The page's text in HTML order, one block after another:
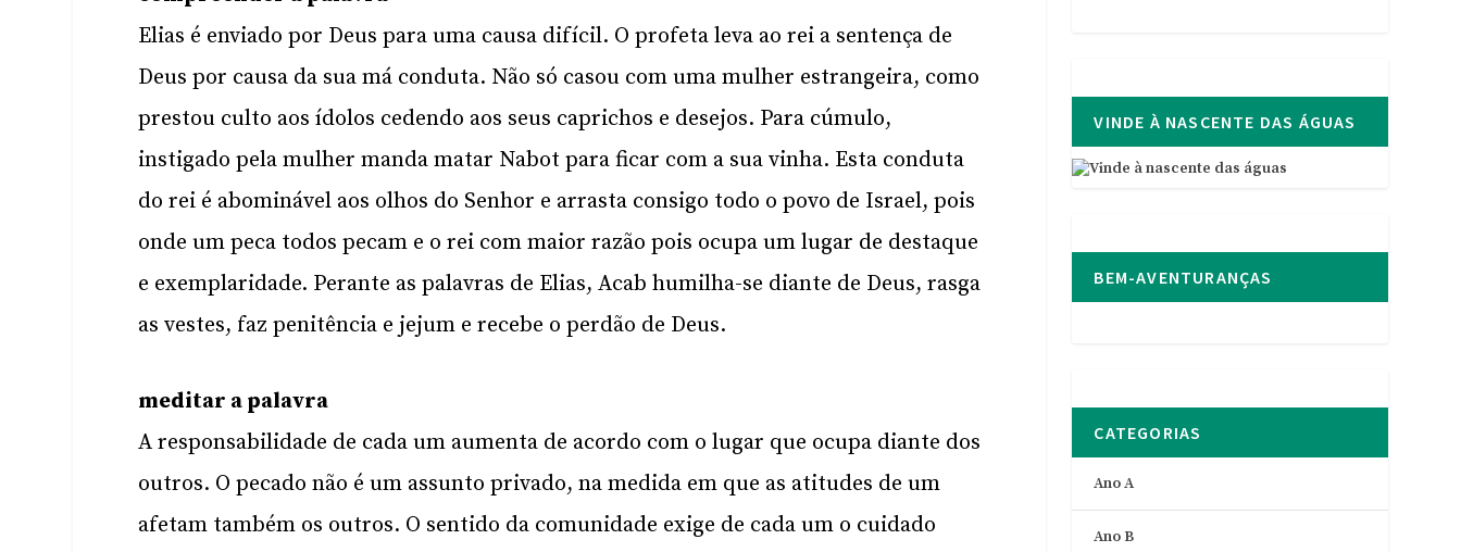
Elias é enviado por Deus para uma causa difícil. O profeta leva ao rei a sentença de
Deus por causa da sua má conduta. Não só casou com uma mulher estrangeira, como
prestou culto aos ídolos cedendo aos seus caprichos e desejos. Para cúmulo,
instigado pela mulher manda matar Nabot para ficar com a sua vinha. Esta conduta
do rei é abominável aos olhos do Senhor e arrasta consigo todo o povo de Israel, pois
onde um peca todos pecam e o rei com maior razão pois ocupa um lugar de destaque
e exemplaridade. Perante as palavras de Elias, Acab humilha-se diante de Deus, rasga
as vestes, faz penitência e jejum e recebe o perdão de Deus.
meditar a palavra
A responsabilidade de cada um aumenta de acordo com o lugar que ocupa diante dos
outros. O pecado não é um assunto privado, na medida em que as atitudes de um
afetam também os outros. O sentido da comunidade exige de cada um o cuidado
VINDE À NASCENTE DAS ÁGUAS
BEM-AVENTURANÇAS
CATEGORIAS
Ano A
Ano B